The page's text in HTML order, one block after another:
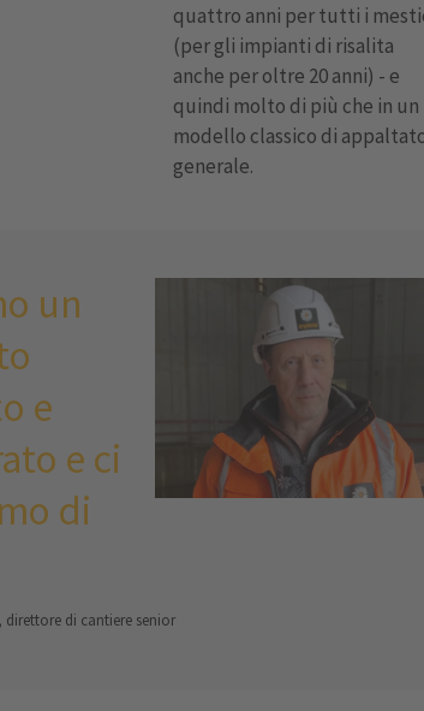
quattro anni per tutti i
(per gli impianti di risalita
anche per oltre 20 anni) - e
quindi molto di più che in un
modello classico di
generale.
un
e
e ci
di
direttore di cantiere senior